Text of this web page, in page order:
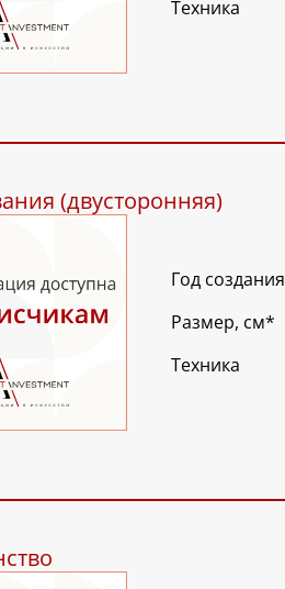
Техника
(двусторонняя)
Год создания
Размер, см*
Техника